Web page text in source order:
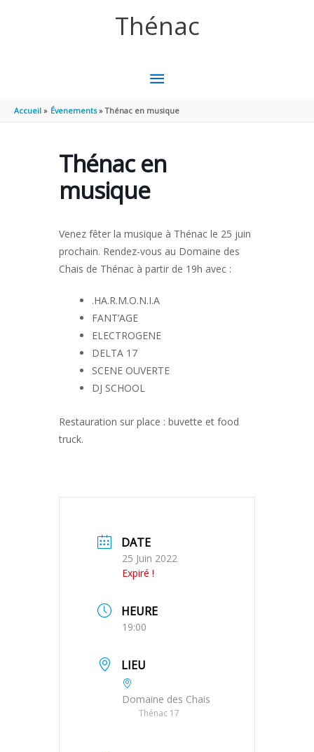
Thénac
MENU
PRINCIPAL
Accueil Évenements Thénac en musique
Thénac en
musique
Venez fêter la musique à Thénac le 25 juin
prochain. Rendez-vous au Domaine des
Chais de Thénac à partir de 19h avec :
.HA.R.M.O.N.I.A
FANT’AGE
ELECTROGENE
DELTA 17
SCENE OUVERTE
DJ SCHOOL
Restauration sur place : buvette et food
truck.
DATE
25 Juin 2022
Expiré !
HEURE
19:00
LIEU
Domaine des Chais
Thénac 17